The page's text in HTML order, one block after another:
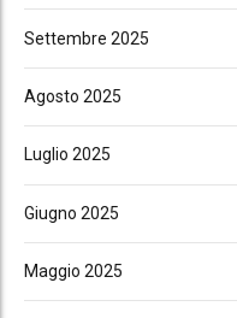
Settembre 2025
Agosto 2025
Luglio 2025
Giugno 2025
Maggio 2025